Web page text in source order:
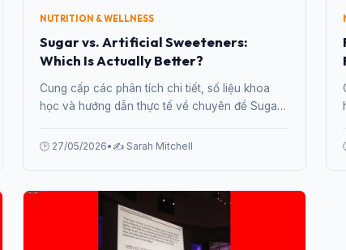
NUTRITION & WELLNESS
Sugar vs. Artificial Sweeteners:
Which Is Actually Better?
Cung cấp các phân tích chi tiết, số liệu khoa
học và hướng dẫn thực tế về chuyên đề Sugar
Better? từ chuyên gia.
🕒 27/05/2026• ✍️ Sarah Mitchell